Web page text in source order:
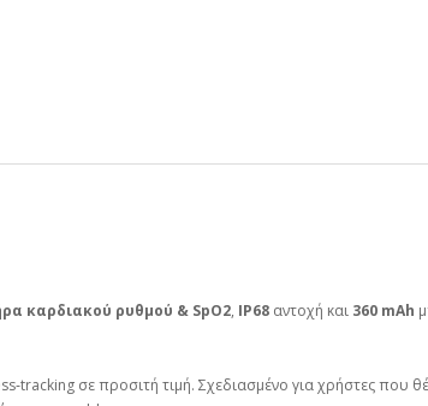
καρδιακού ρυθμού & SpO2, IP68 αντοχή και 360 mAh
σε προσιτή τιμή. Σχεδιασμένο για χρήστες που